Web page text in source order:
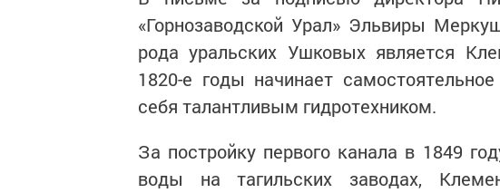
«Горнозаводской Урал» Эльвиры
рода уральских Ушковых является
1820-е годы начинает
себя талантливым гидротехником.
За постройку первого канала в 1849
воды на тагильских заводах,